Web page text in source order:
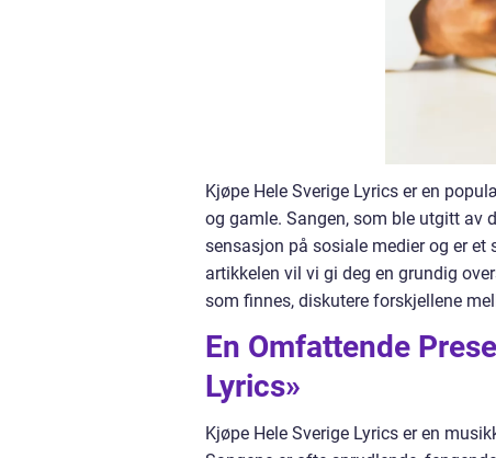
Kjøpe Hele Sverige Lyrics er en
og gamle. Sangen, som ble utgitt av
sensasjon på sosiale medier og er
artikkelen vil vi gi deg en grundig
som finnes, diskutere forskjellene
En Omfattende
Lyrics»
Kjøpe Hele Sverige Lyrics er en